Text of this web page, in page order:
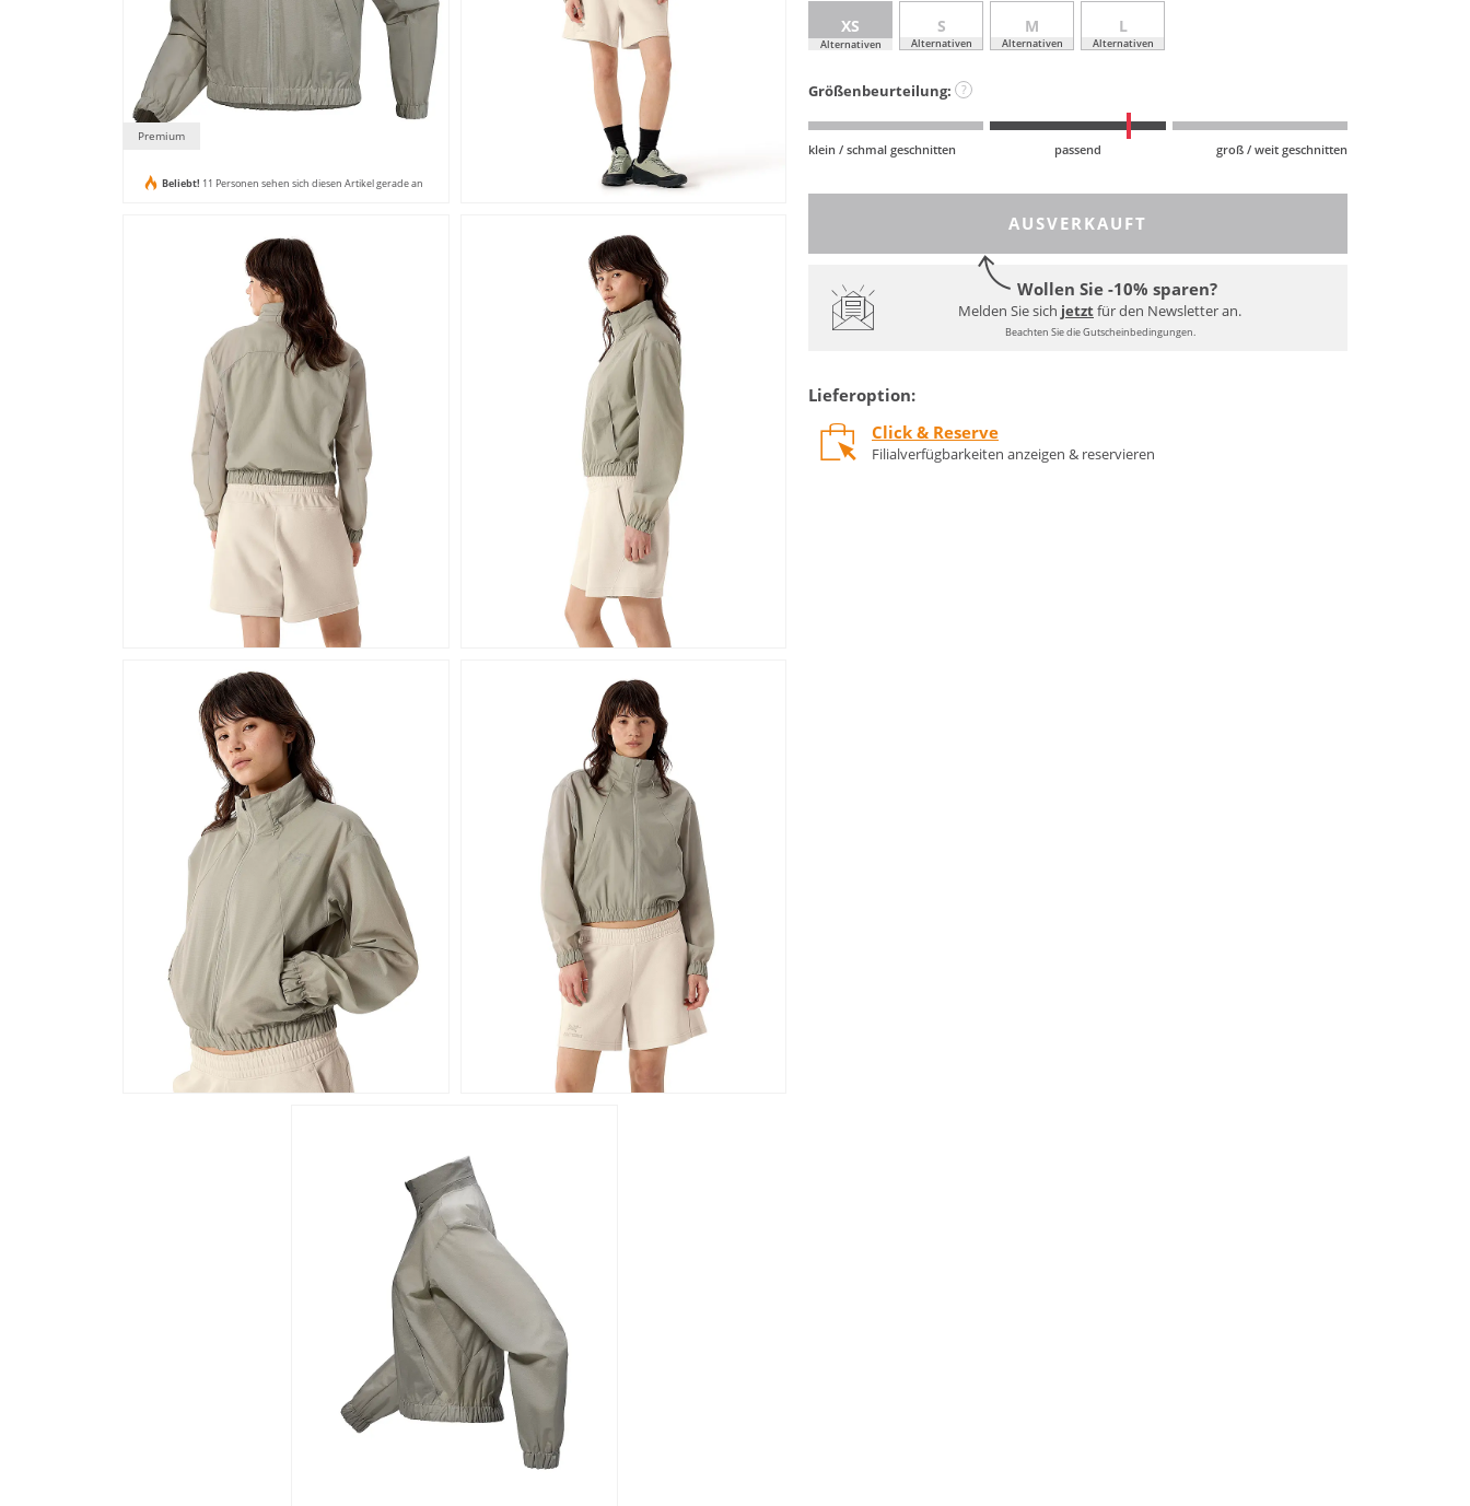
Premium
Beliebt! 11 Personen sehen sich diesen Artikel gerade an
XS
Alternativen
S
Alternativen
M
Alternativen
L
Alternativen
Größenbeurteilung: ?
klein / schmal geschnitten passend groß / weit geschnitten
AUSVERKAUFT
Wollen Sie -10% sparen?
Melden Sie sich jetztfür den Newsletter an.
Beachten Sie die Gutscheinbedingungen.
Lieferoption:
Click & Reserve
Filialverfügbarkeiten anzeigen & reservieren